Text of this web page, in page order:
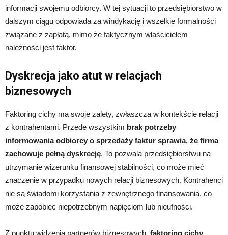
informacji swojemu odbiorcy. W tej sytuacji to przedsiębiorstwo w
dalszym ciągu odpowiada za windykację i wszelkie formalności
związane z zapłatą, mimo że faktycznym właścicielem
należności jest faktor.
Dyskrecja jako atut w relacjach
biznesowych
Faktoring cichy ma swoje zalety, zwłaszcza w kontekście relacji
z kontrahentami. Przede wszystkim brak potrzeby
informowania odbiorcy o sprzedaży faktur sprawia, że firma
zachowuje pełną dyskrecję. To pozwala przedsiębiorstwu na
utrzymanie wizerunku finansowej stabilności, co może mieć
znaczenie w przypadku nowych relacji biznesowych. Kontrahenci
nie są świadomi korzystania z zewnętrznego finansowania, co
może zapobiec niepotrzebnym napięciom lub nieufności.